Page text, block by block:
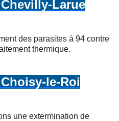
Larue
des parasites à 94 contre
thermique.
le-Roi
une extermination de